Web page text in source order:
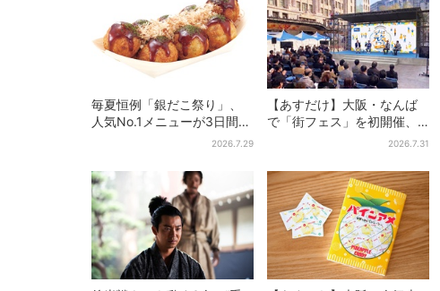
毎夏恒例「銀だこ祭り」、
人気No.1メニューが3日間だ
2026.7.29
【あすだけ】大阪・なんば
で「街フェス」を初開催、
USJステージ＆豪華ゲスト
料で
2026.7.31